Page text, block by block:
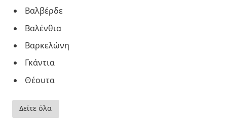
Βαλβέρδε
Βαλένθια
Βαρκελώνη
Γκάντια
Θέουτα
Δείτε όλα